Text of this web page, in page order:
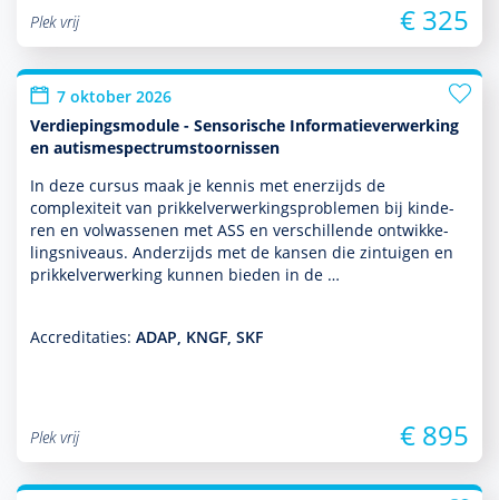
Plek vrij
€ 325
7 oktober 2026
Verdiepingsmodule - Sensorische Informatieverwerking
en autismespectrumstoornissen
In deze cursus maak je kennis met enerzijds de
complexiteit van prikkelverwerkingspro­ble­men bij kin­de­
ren en vol­was­senen met ASS en ver­schil­lende ont­wikke­
lingsniveaus. Anderzijds met de kansen die zintuigen en
prikkelverwerking kunnen bieden in de …
Accreditaties: ADAP, KNGF, SKF
Plek vrij € 895